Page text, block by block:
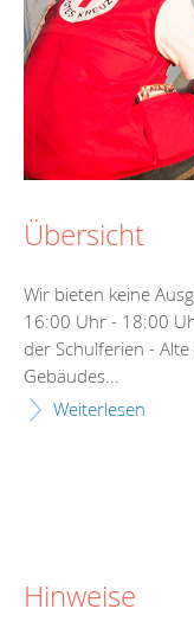
Übersicht
Wir bieten keine
16:00 Uhr - 18:00
der Schulferien -
Gebäudes...
Weiterlesen
Hinweise